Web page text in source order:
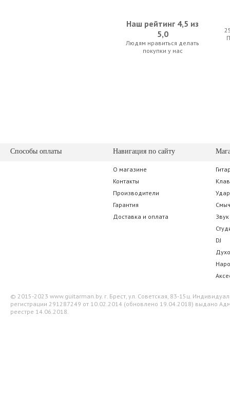
Thomastik Dominant 135ST Heavy 4/4Anton Breton
217.00 р.
Наш рейтинг 4,5 из
5,0
Людям нравиться делать
покупки у нас
Способы оплаты Навигация по сайту
О магазине
Контакты
Производители
Гарантия
Доставка и оплата
Звук
DJ
© 2015-2023 www.guitarman.by. г. Брест, ул. Советская, 83-15ц.
регистрации 291287249 от 10.02.2014 (обновлено 19.04.2018) выдано
реестре 14.06.2018.